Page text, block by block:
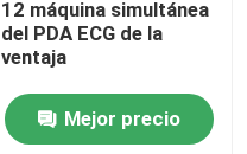
12 máquina simultánea
del PDA ECG de la
ventaja
Mejor precio